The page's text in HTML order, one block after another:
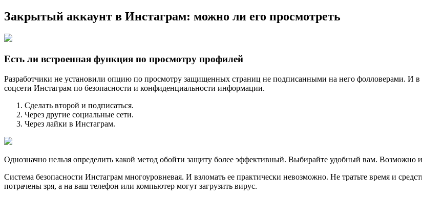
Закрытый аккаунт в Инстаграм: можно ли его просмотреть
Есть ли встроенная функция по просмотру профилей
Разработчики не установили опцию по просмотру защищенных страниц не подписанными на него фолловерами. И в
соцсети Инстаграм по безопасности и конфиденциальности информации.
Сделать второй и подписаться.
Через другие социальные сети.
Через лайки в Инстаграм.
Однозначно нельзя определить какой метод обойти защиту более эффективный. Выбирайте удобный вам. Возможно
Система безопасности Инстаграм многоуровневая. И взломать ее практически невозможно. Не тратьте время и
потрачены зря, а на ваш телефон или компьютер могут загрузить вирус.